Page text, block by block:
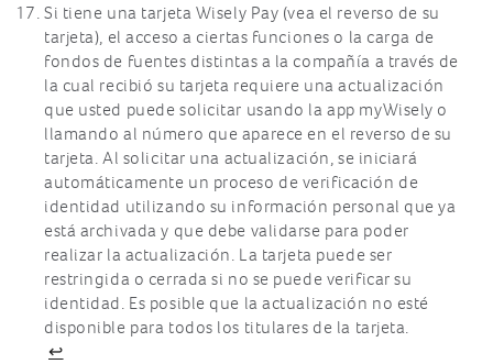
Si tiene una tarjeta Wisely Pay (vea el reverso de su
tarjeta), el acceso a ciertas funciones o la carga de
fondos de fuentes distintas a la compañía a través de
la cual recibió su tarjeta requiere una actualización
que usted puede solicitar usando la app myWisely o
llamando al número que aparece en el reverso de su
tarjeta. Al solicitar una actualización, se iniciará
automáticamente un proceso de verificación de
identidad utilizando su información personal que ya
está archivada y que debe validarse para poder
realizar la actualización. La tarjeta puede ser
restringida o cerrada si no se puede verificar su
identidad. Es posible que la actualización no esté
disponible para todos los titulares de la tarjeta.
↩